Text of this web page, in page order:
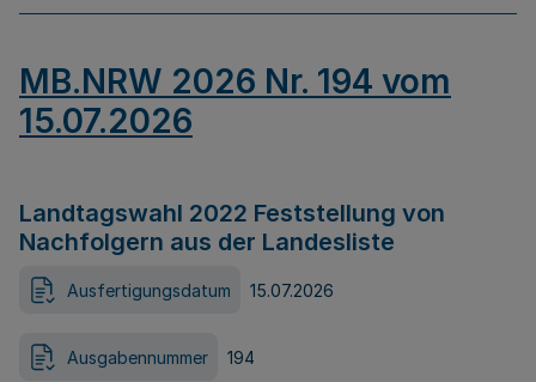
MB.NRW 2026 Nr. 194 vom
15.07.2026
Landtagswahl 2022 Feststellung von
Nachfolgern aus der Landesliste
Ausfertigungsdatum 15.07.2026
Ausgabennummer 194